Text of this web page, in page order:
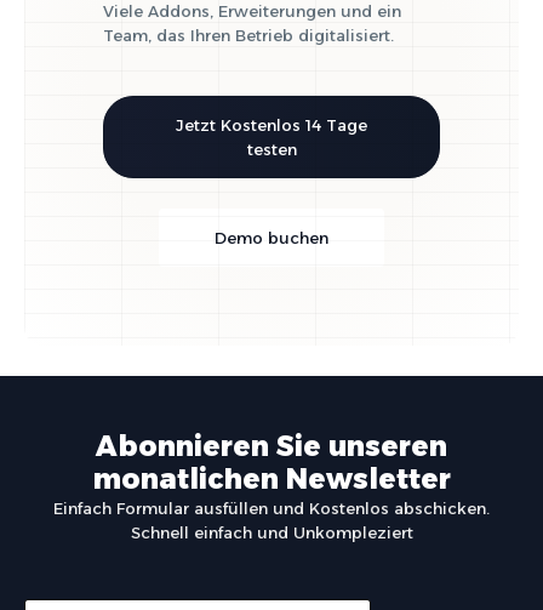
Viele Addons, Erweiterungen und ein
Team, das Ihren Betrieb digitalisiert.
Jetzt Kostenlos 14 Tage
testen
Demo buchen
Abonnieren Sie unseren
monatlichen Newsletter
Einfach Formular ausfüllen und Kostenlos abschicken.
Schnell einfach und Unkompleziert